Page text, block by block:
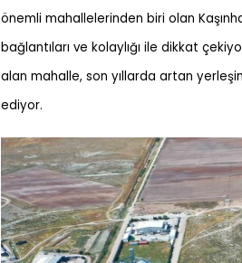
önemli mahallelerinden biri olan
bağlantıları ve kolaylığı ile dikkat
alan mahalle, son yıllarda artan
ediyor.